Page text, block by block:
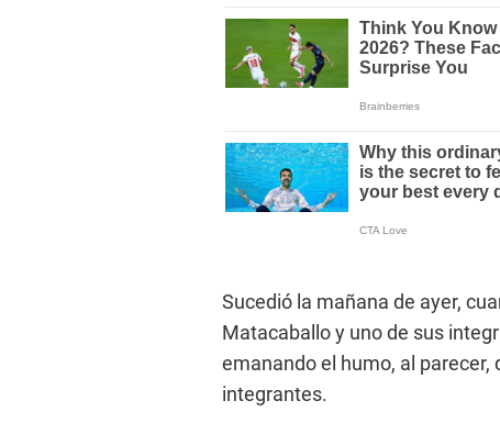
Sucedió la mañana de ayer,
Matacaballo y uno de sus
emanando el humo, al
integrantes.